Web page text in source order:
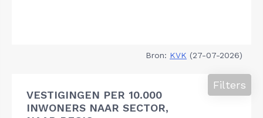
Bron: KVK (27-07-2026)
VESTIGINGEN PER 10.000
INWONERS NAAR SECTOR,
Filters